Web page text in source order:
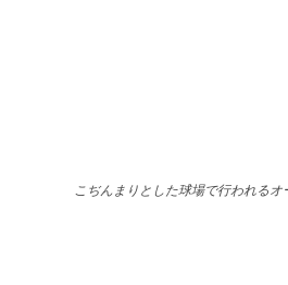
こぢんまりとした球場で行われる